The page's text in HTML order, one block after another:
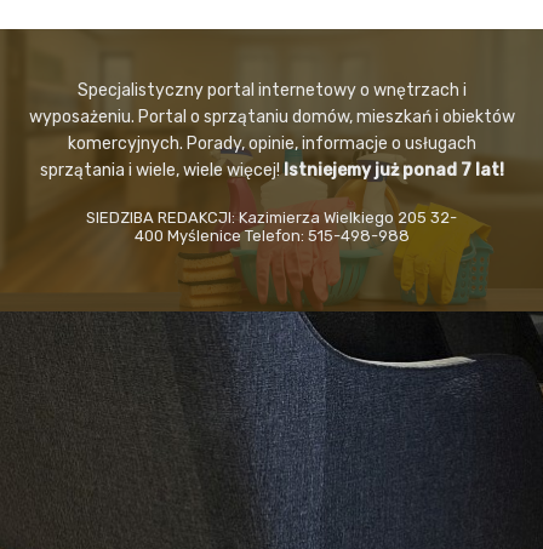
Specjalistyczny portal internetowy o wnętrzach i
wyposażeniu. Portal o sprzątaniu domów, mieszkań i obiektów
komercyjnych. Porady, opinie, informacje o usługach
sprzątania i wiele, wiele więcej!Istniejemy już ponad 7 lat!
SIEDZIBA REDAKCJI: Kazimierza Wielkiego 205 32-
400 Myślenice Telefon: 515-498-988